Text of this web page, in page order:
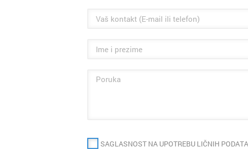
SAGLASNOST NA UPOTREBU LIČNIH